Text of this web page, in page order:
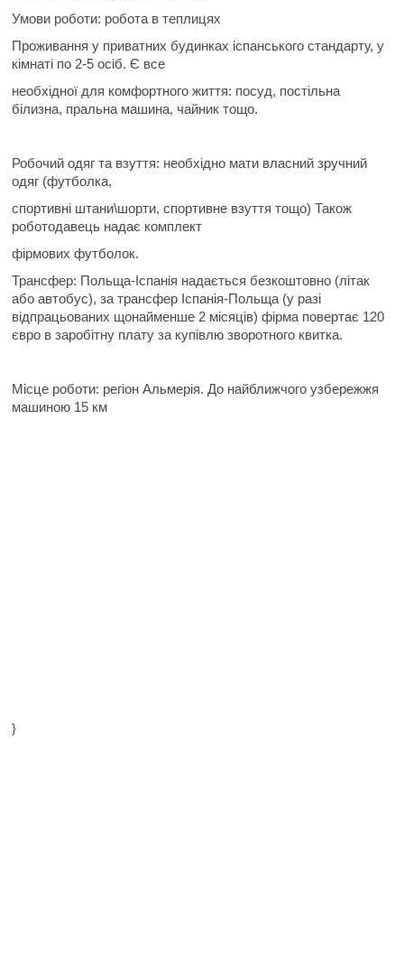
Умови роботи: робота в теплицях
Проживання у приватних будинках іспанського стандарту, у
кімнаті по 2-5 осіб. Є все
необхідної для комфортного життя: посуд, постільна
білизна, пральна машина, чайник тощо.
Робочий одяг та взуття: необхідно мати власний зручний
одяг (футболка,
спортивні штани\шорти, спортивне взуття тощо) Також
роботодавець надає комплект
фірмових футболок.
Трансфер: Польща-Іспанія надається безкоштовно (літак
або автобус), за трансфер Іспанія-Польща (у разі
відпрацьованих щонайменше 2 місяців) фірма повертає 120
євро в заробітну плату за купівлю зворотного квитка.
Місце роботи: регіон Альмерія. До найближчого узбережжя
машиною 15 км
}